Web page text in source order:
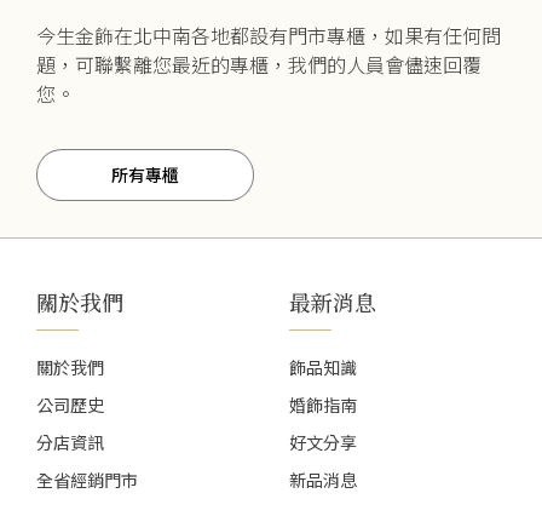
今生金飾在北中南各地都設有門市專櫃，如果有任何問
題，可聯繫離您最近的專櫃，我們的人員會儘速回覆
您。
所有專櫃
關於我們
關於我們
公司歷史
分店資訊
全省經銷門市
最新消息
飾品知識
婚飾指南
好文分享
新品消息